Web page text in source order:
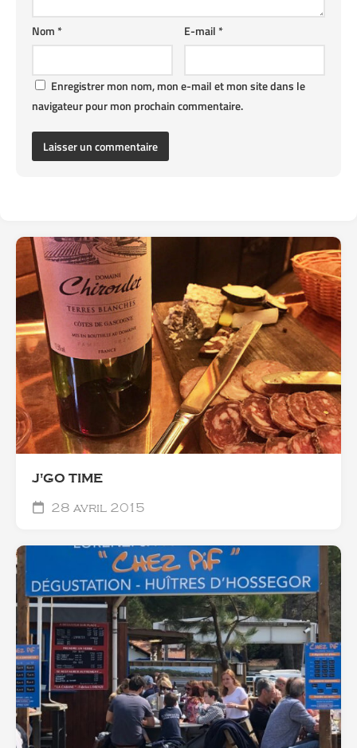
E-mail*
Nom*
Enregistrer mon nom, mon e-mail et mon site dans le
navigateur pour mon prochain commentaire.
J'GO TIME
28 avril 2015